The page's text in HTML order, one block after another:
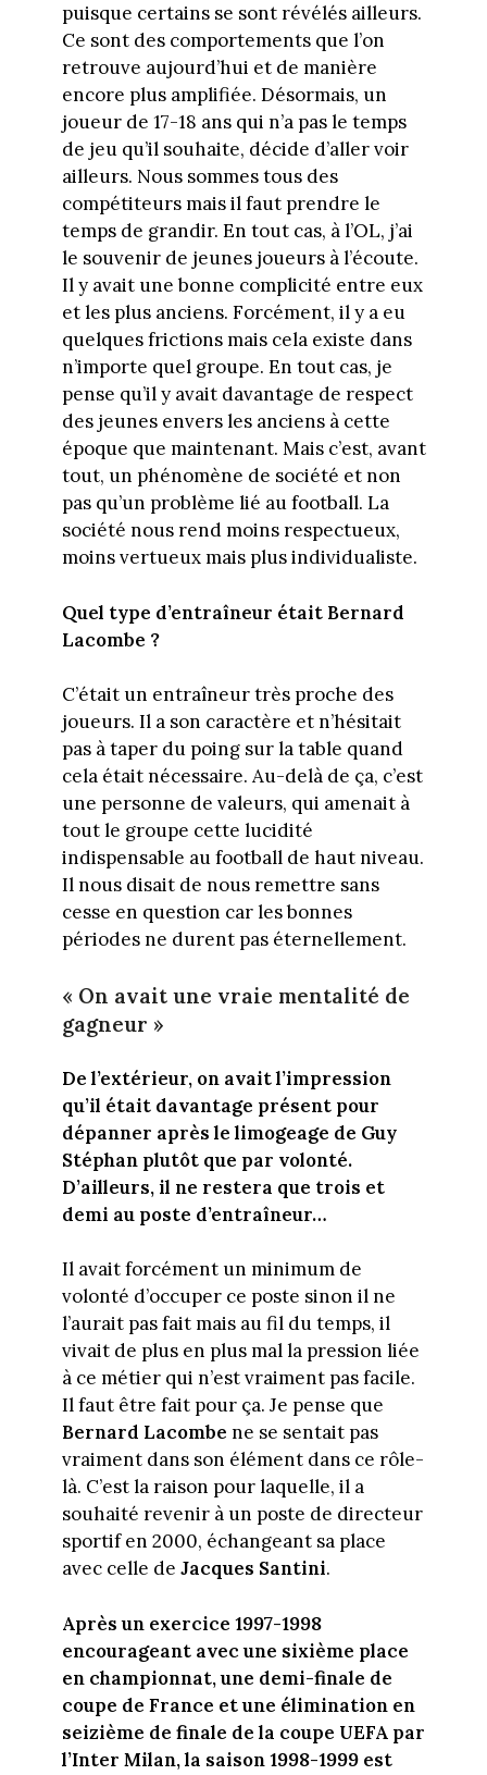
puisque certains se sont révélés ailleurs.
Ce sont des comportements que l’on
retrouve aujourd’hui et de manière
encore plus amplifiée. Désormais, un
joueur de 17-18 ans qui n’a pas le temps
de jeu qu’il souhaite, décide d’aller voir
ailleurs. Nous sommes tous des
compétiteurs mais il faut prendre le
temps de grandir. En tout cas, à l’OL, j’ai
le souvenir de jeunes joueurs à l’écoute.
Il y avait une bonne complicité entre eux
et les plus anciens. Forcément, il y a eu
quelques frictions mais cela existe dans
n’importe quel groupe. En tout cas, je
pense qu’il y avait davantage de respect
des jeunes envers les anciens à cette
époque que maintenant. Mais c’est, avant
tout, un phénomène de société et non
pas qu’un problème lié au football. La
société nous rend moins respectueux,
moins vertueux mais plus individualiste.
Quel type d’entraîneur était Bernard
Lacombe ?
C’était un entraîneur très proche des
joueurs. Il a son caractère et n’hésitait
pas à taper du poing sur la table quand
cela était nécessaire. Au-delà de ça, c’est
une personne de valeurs, qui amenait à
tout le groupe cette lucidité
indispensable au football de haut niveau.
Il nous disait de nous remettre sans
cesse en question car les bonnes
périodes ne durent pas éternellement.
« On avait une vraie mentalité de
gagneur »
De l’extérieur, on avait l’impression
qu’il était davantage présent pour
dépanner après le limogeage de Guy
Stéphan plutôt que par volonté.
D’ailleurs, il ne restera que trois et
demi au poste d’entraîneur…
Il avait forcément un minimum de
volonté d’occuper ce poste sinon il ne
l’aurait pas fait mais au fil du temps, il
vivait de plus en plus mal la pression liée
à ce métier qui n’est vraiment pas facile.
Il faut être fait pour ça. Je pense que
Bernard Lacombe ne se sentait pas
vraiment dans son élément dans ce rôle-
là. C’est la raison pour laquelle, il a
souhaité revenir à un poste de directeur
sportif en 2000, échangeant sa place
avec celle de Jacques Santini.
Après un exercice 1997-1998
encourageant avec une sixième place
en championnat, une demi-finale de
coupe de France et une élimination en
seizième de finale de la coupe UEFA par
l’Inter Milan, la saison 1998-1999 est